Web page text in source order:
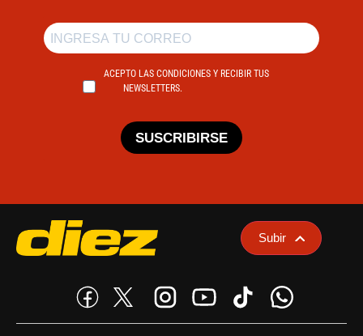
ACEPTO LAS CONDICIONES Y RECIBIR TUS
NEWSLETTERS.
SUSCRIBIRSE
Subir